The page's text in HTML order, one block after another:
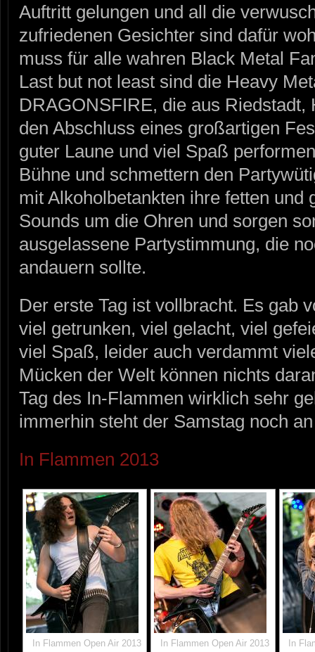
Auftritt gelungen und all die
zufriedenen Gesichter sind dafür
muss für alle wahren Black Metal
Last but not least sind die Heavy
DRAGONSFIRE, die aus Riedstadt,
den Abschluss eines großartigen
guter Laune und viel Spaß
Bühne und schmettern den
mit Alkoholbetankten ihre fetten und
Sounds um die Ohren und sorgen
ausgelassene Partystimmung, die
andauern sollte.
Der erste Tag ist vollbracht. Es gab
viel getrunken, viel gelacht, viel
viel Spaß, leider auch verdammt
Mücken der Welt können nichts
Tag des In-Flammen wirklich sehr
immerhin steht der Samstag noch
In Flammen 2013
In Flammen Open Air 2013
In Flammen Open Air 2013
In